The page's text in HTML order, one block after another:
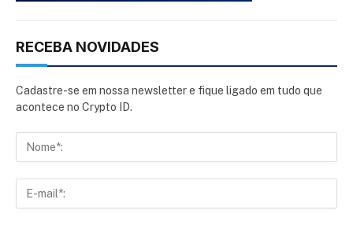
RECEBA NOVIDADES
Cadastre-se em nossa newsletter e fique ligado em tudo que
acontece no Crypto ID.